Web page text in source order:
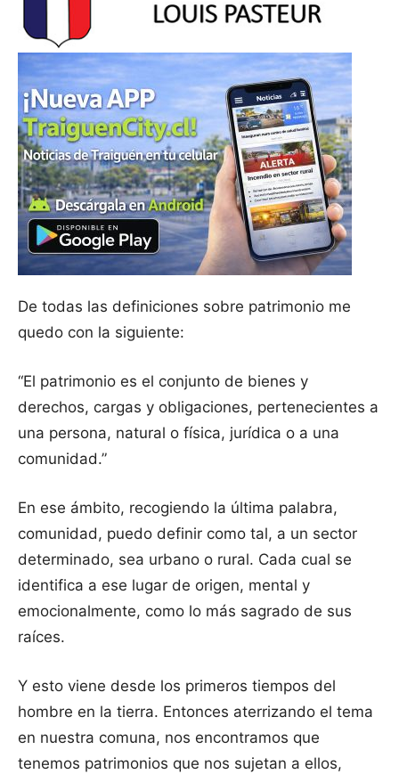
De todas las definiciones sobre patrimonio me
quedo con la siguiente:
“El patrimonio es el conjunto de bienes y
derechos, cargas y obligaciones, pertenecientes a
una persona, natural o física, jurídica o a una
comunidad.”
En ese ámbito, recogiendo la última palabra,
comunidad, puedo definir como tal, a un sector
determinado, sea urbano o rural. Cada cual se
identifica a ese lugar de origen, mental y
emocionalmente, como lo más sagrado de sus
raíces.
Y esto viene desde los primeros tiempos del
hombre en la tierra. Entonces aterrizando el tema
en nuestra comuna, nos encontramos que
tenemos patrimonios que nos sujetan a ellos,